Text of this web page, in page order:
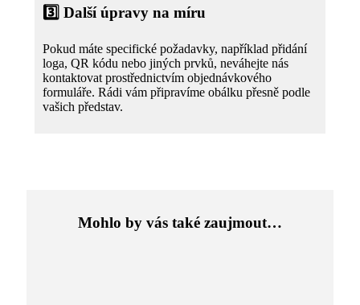
3️⃣ Další úpravy na míru
Pokud máte specifické požadavky, například přidání
loga, QR kódu nebo jiných prvků, neváhejte nás
kontaktovat prostřednictvím objednávkového
formuláře. Rádi vám připravíme obálku přesně podle
vašich představ.
Mohlo by vás také zaujmout…